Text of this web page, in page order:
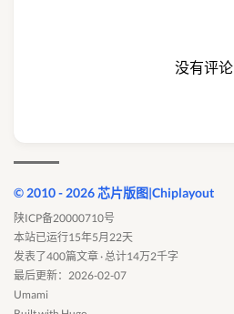
没有评论
© 2010 - 2026 芯片版图|Chiplayout
陕ICP备20000710号
本站已运行15年5月22天
发表了400篇文章 · 总计14万2千字
最后更新：2026-02-07
Umami